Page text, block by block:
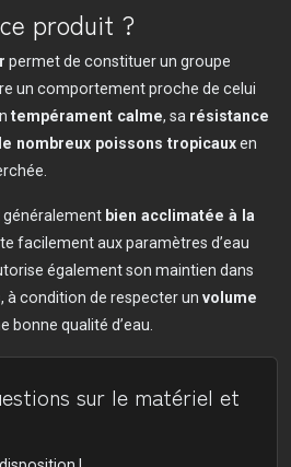
produit ?
permet de constituer un groupe
un comportement proche de celui
tempérament calme, sa résistance
nombreux poissons tropicauxen
généralement bien acclimatée à la
facilement aux paramètres d’eau
également son maintien dans
à condition de respecter un volume
bonne qualité d’eau.
sur le matériel et